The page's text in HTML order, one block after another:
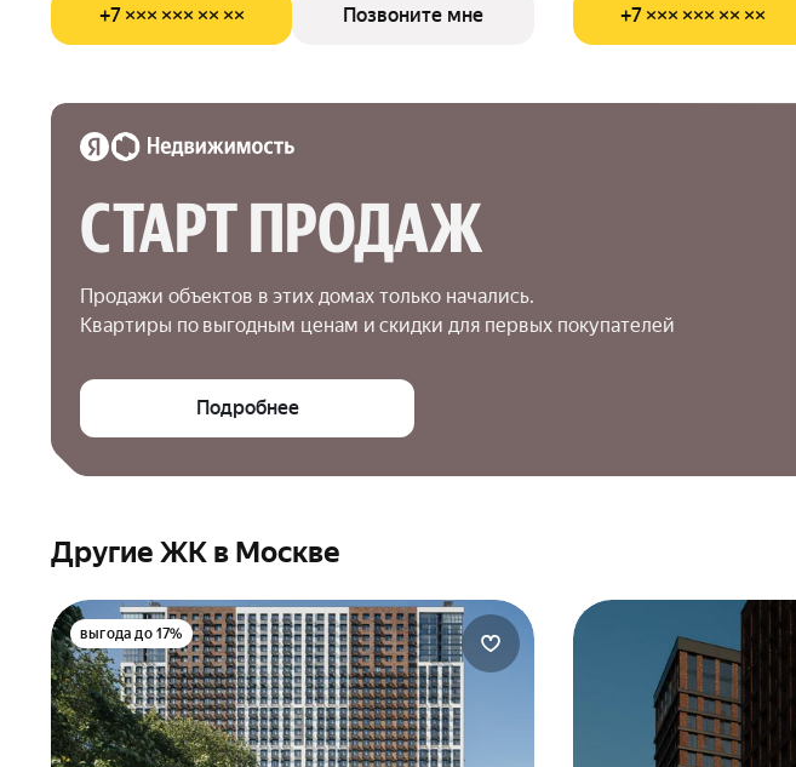
+7 ××× ××× ×× ×× Позвоните мне +7 ××× ××× ×× ××
СТАРТ ПРОДАЖ
Продажи объектов в этих домах только начались.
Квартиры по выгодным ценам и скидки для первых покупателей
Подробнее
Другие ЖК в Москве
выгода до 17%